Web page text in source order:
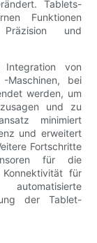
Tablets-
Funktionen
und
von
Maschinen, bei
werden, um
und zu
minimiert
und erweitert
Fortschritte
für die
für
der Tablet-